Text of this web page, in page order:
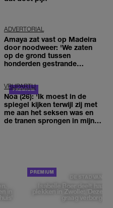
ADVERTORIAL
Amaya zat vast op Madeira
door noodweer: 'We zaten
op de grond tussen
honderden gestrande
VRIJPARTIJ
Noa (26): 'Ik moest in de
spiegel kijken terwijl zij met
me aan het seksen was en
de tranen sprongen in mijn
in
DE STAD VAN
Isabelle Boer deelt haar
plekken in Zwolle: 'Deze
graag verborgen'